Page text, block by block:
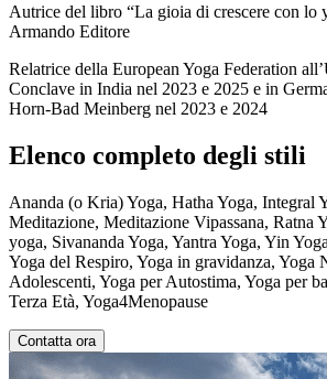
Autrice del libro “La gioia di crescere con lo
Armando Editore
Relatrice della European Yoga Federation
Conclave in India nel 2023 e 2025 e in
Horn-Bad Meinberg nel 2023 e 2024
Elenco completo degli stili
Ananda (o Kria) Yoga, Hatha Yoga, Integral
Meditazione, Meditazione Vipassana, Ratna
yoga, Sivananda Yoga, Yantra Yoga, Yin
Yoga del Respiro, Yoga in gravidanza, Yoga
Adolescenti, Yoga per Autostima, Yoga per
Terza Età, Yoga4Menopause
Contatta ora